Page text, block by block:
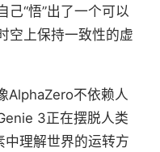
“悟”出了一个可以
空上保持一致性的虚
AlphaZero不依赖人
3正在摆脱人类
中理解世界的运转方